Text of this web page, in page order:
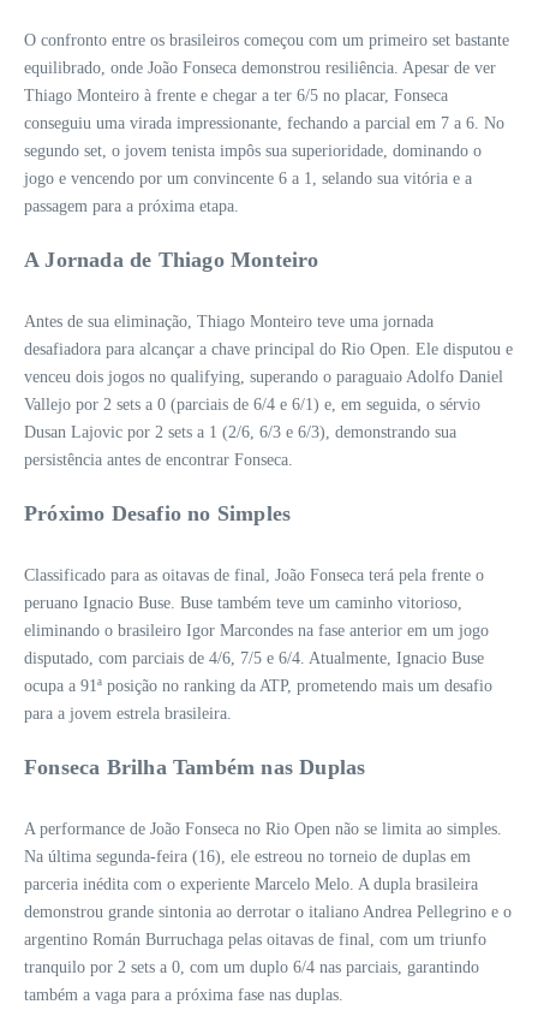
O confronto entre os brasileiros começou com um primeiro set bastante
equilibrado, onde João Fonseca demonstrou resiliência. Apesar de ver
Thiago Monteiro à frente e chegar a ter 6/5 no placar, Fonseca
conseguiu uma virada impressionante, fechando a parcial em 7 a 6. No
segundo set, o jovem tenista impôs sua superioridade, dominando o
jogo e vencendo por um convincente 6 a 1, selando sua vitória e a
passagem para a próxima etapa.
A Jornada de Thiago Monteiro
Antes de sua eliminação, Thiago Monteiro teve uma jornada
desafiadora para alcançar a chave principal do Rio Open. Ele disputou e
venceu dois jogos no qualifying, superando o paraguaio Adolfo Daniel
Vallejo por 2 sets a 0 (parciais de 6/4 e 6/1) e, em seguida, o sérvio
Dusan Lajovic por 2 sets a 1 (2/6, 6/3 e 6/3), demonstrando sua
persistência antes de encontrar Fonseca.
Próximo Desafio no Simples
Classificado para as oitavas de final, João Fonseca terá pela frente o
peruano Ignacio Buse. Buse também teve um caminho vitorioso,
eliminando o brasileiro Igor Marcondes na fase anterior em um jogo
disputado, com parciais de 4/6, 7/5 e 6/4. Atualmente, Ignacio Buse
ocupa a 91ª posição no ranking da ATP, prometendo mais um desafio
para a jovem estrela brasileira.
Fonseca Brilha Também nas Duplas
A performance de João Fonseca no Rio Open não se limita ao simples.
Na última segunda-feira (16), ele estreou no torneio de duplas em
parceria inédita com o experiente Marcelo Melo. A dupla brasileira
demonstrou grande sintonia ao derrotar o italiano Andrea Pellegrino e o
argentino Román Burruchaga pelas oitavas de final, com um triunfo
tranquilo por 2 sets a 0, com um duplo 6/4 nas parciais, garantindo
também a vaga para a próxima fase nas duplas.